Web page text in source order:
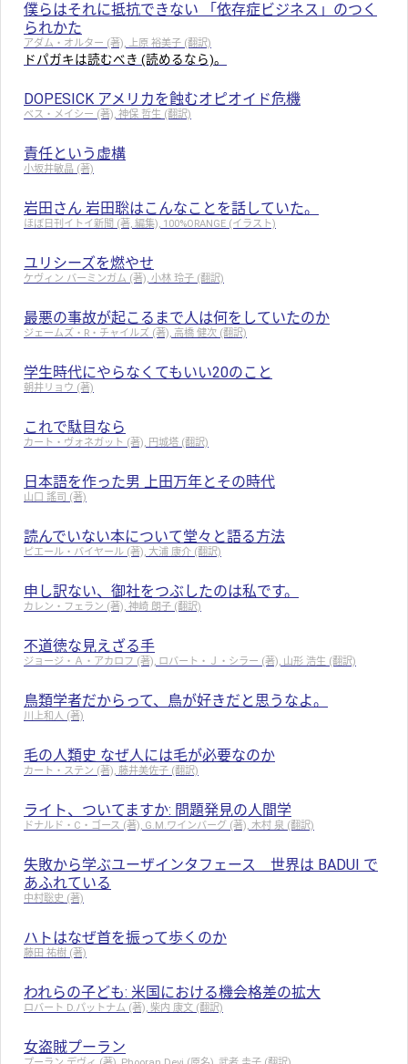
僕らはそれに抵抗できない 「依存症ビジネス」のつく
られかた
アダム・オルター (著), 上原 裕美子 (翻訳)
ドパガキは読むべき (読めるなら)。
DOPESICK アメリカを蝕むオピオイド危機
ベス・メイシー (著), 神保 哲生 (翻訳)
責任という虚構
小坂井敏晶 (著)
岩田さん 岩田聡はこんなことを話していた。
ほぼ日刊イトイ新聞 (著, 編集), 100%ORANGE (イラスト)
ユリシーズを燃やせ
ケヴィン バーミンガム (著), 小林 玲子 (翻訳)
最悪の事故が起こるまで人は何をしていたのか
ジェームズ・R・チャイルズ (著), 高橋 健次 (翻訳)
学生時代にやらなくてもいい20のこと
朝井リョウ (著)
これで駄目なら
カート・ヴォネガット (著), 円城塔 (翻訳)
日本語を作った男 上田万年とその時代
山口 謠司 (著)
読んでいない本について堂々と語る方法
ピエール・バイヤール (著), 大浦 康介 (翻訳)
申し訳ない、御社をつぶしたのは私です。
カレン・フェラン (著), 神崎 朗子 (翻訳)
不道徳な見えざる手
ジョージ・Ａ・アカロフ (著), ロバート・Ｊ・シラー (著), 山形 浩生 (翻訳)
鳥類学者だからって、鳥が好きだと思うなよ。
川上和人 (著)
毛の人類史 なぜ人には毛が必要なのか
カート・ステン (著), 藤井美佐子 (翻訳)
ライト、ついてますか: 問題発見の人間学
ドナルド・C・ゴース (著), G.M.ワインバーグ (著), 木村 泉 (翻訳)
失敗から学ぶユーザインタフェース 世界は BADUI で
あふれている
中村聡史 (著)
ハトはなぜ首を振って歩くのか
藤田 祐樹 (著)
われらの子ども: 米国における機会格差の拡大
ロバート D.パットナム (著), 柴内 康文 (翻訳)
女盗賊プーラン